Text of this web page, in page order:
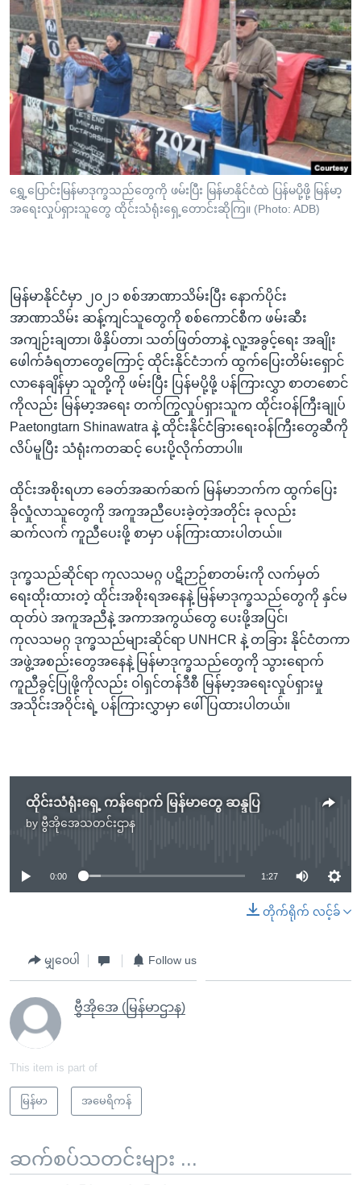
ရွှေ့ပြောင်းမြန်မာဒုက္ခသည်တွေကို ဖမ်းပြီး မြန်မာနိုင်ငံထဲ ပြန်မပို့ဖို့ မြန်မာ့
အရေးလှုပ်ရှားသူတွေ ထိုင်းသံရုံးရှေ့တောင်းဆိုကြ။ (Photo: ADB)
မြန်မာနိုင်ငံမှာ ၂၀၂၁ စစ်အာဏာသိမ်းပြီး နောက်ပိုင်း
အာဏာသိမ်း ဆန့်ကျင်သူတွေကို စစ်ကောင်စီက ဖမ်းဆီး
အကျဉ်းချတာ၊ ဖိနှိပ်တာ၊ သတ်ဖြတ်တာနဲ့ လူ့အခွင့်ရေး အချိုး
ဖေါက်ခံရတာတွေကြောင့် ထိုင်းနိုင်ငံဘက် ထွက်ပြေးတိမ်းရှောင်
လာနေချိန်မှာ သူတို့ကို ဖမ်းပြီး ပြန်မပို့ဖို့ ပန်ကြားလွှာ စာတစောင်
ကိုလည်း မြန်မာ့အရေး တက်ကြွလှုပ်ရှားသူက ထိုင်းဝန်ကြီးချုပ်
Paetongtarn Shinawatra နဲ့ ထိုင်းနိုင်ငံခြားရေးဝန်ကြီးတွေဆီကို
လိပ်မူပြီး သံရုံးကတဆင့် ပေးပို့လိုက်တာပါ။
ထိုင်းအစိုးရဟာ ခေတ်အဆက်ဆက် မြန်မာဘက်က ထွက်ပြေး
ခိုလှုံလာသူတွေကို အကူအညီပေးခဲ့တဲ့အတိုင်း ခုလည်း
ဆက်လက် ကူညီပေးဖို့ စာမှာ ပန်ကြားထားပါတယ်။
ဒုက္ခသည်ဆိုင်ရာ ကုလသမဂ္ဂ ပဋိဉာဉ်စာတမ်းကို လက်မှတ်
ရေးထိုးထားတဲ့ ထိုင်းအစိုးရအနေနဲ့ မြန်မာဒုက္ခသည်တွေကို နှင်မ
ထုတ်ပဲ အကူအညီနဲ့ အကာအကွယ်တွေ ပေးဖို့အပြင်၊
ကုလသမဂ္ဂ ဒုက္ခသည်များဆိုင်ရာ UNHCR နဲ့ တခြား နိုင်ငံတကာ
အဖွဲ့အစည်းတွေအနေနဲ့ မြန်မာဒုက္ခသည်တွေကို သွားရောက်
ကူညီခွင့်ပြုဖို့ကိုလည်း ဝါရှင်တန်ဒီစီ မြန်မာ့အရေးလှုပ်ရှားမှု
အသိုင်းအဝိုင်းရဲ့ ပန်ကြားလွှာမှာ ဖေါ်ပြထားပါတယ်။
ထိုင်းသံရုံးရှေ့ ကန်ရောက် မြန်မာတွေ ဆန္ဒပြ
by ဗွီအိုအေသတင်းဌာန
No media source currently available
0:00 1:27
တိုက်ရိုက် လင့်ခ်
မျှဝေပါ Follow us
ဗွီအိုအေ (မြန်မာဌာန)
This item is part of
မြန်မာ အမေရိကန်
ဆက်စပ်သတင်းများ ...